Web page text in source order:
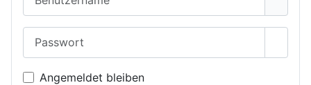
Angemeldet bleiben